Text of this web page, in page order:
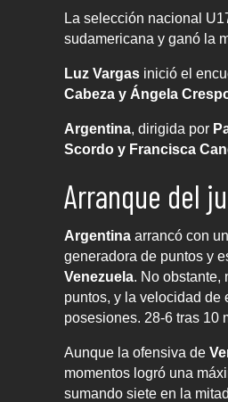
La selección nacional
sudamericana y ganó la
Luz Vargas inició el
Cabeza y Ángela
Argentina, dirigida por
Scordo y Francisca
Arranque del
Argentina arrancó con
generadora de puntos y
Venezuela. No obstante,
puntos, y la velocidad de
posesiones. 28-6 tras 10
Aunque la ofensiva de
momentos logró una
sumando siete en la